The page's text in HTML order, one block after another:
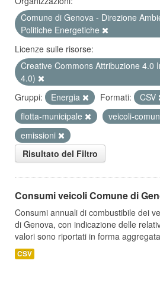
Comune di Genova - Direzione
Politiche Energetiche
Licenze sulle risorse:
Creative Commons Attribuzione 4.0
4.0)
Gruppi:
Energia Formati: CSV
flotta-municipale
veicoli-
emissioni
Risultato del Filtro
Consumi veicoli Comune di
Consumi annuali di combustibile dei
di Genova, con indicazione delle
valori sono riportati in forma
CSV